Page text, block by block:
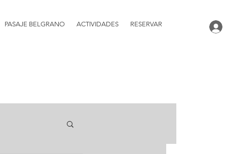
PASAJE BELGRANO ACTIVIDADES RESERVAR